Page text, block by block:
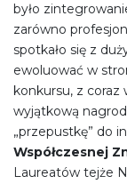
było
zarówno
spotkało się z
ewoluować w
konkursu, z coraz
wyjątkową
„przepustkę” do
Współczesnej
Laureatów tejże